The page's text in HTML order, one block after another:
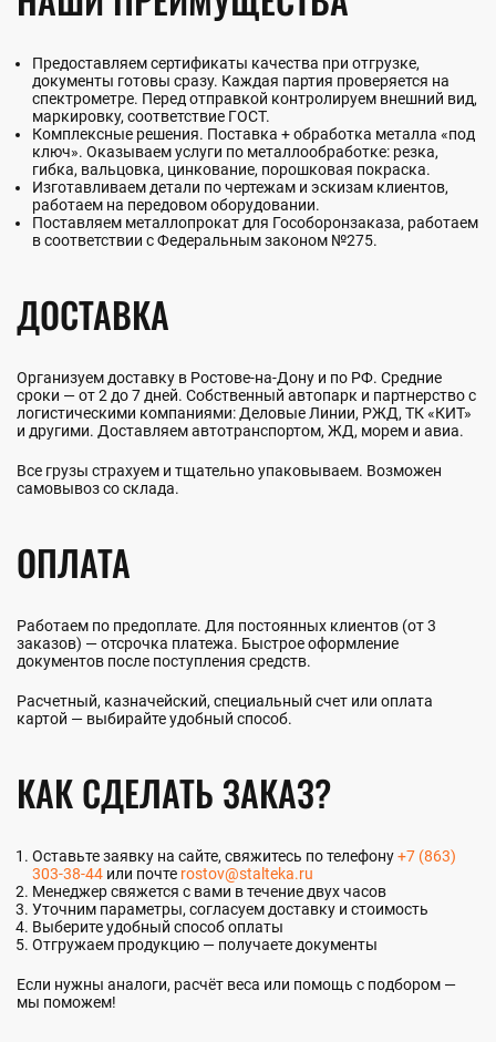
Предоставляем сертификаты качества при отгрузке,
документы готовы сразу. Каждая партия проверяется на
спектрометре. Перед отправкой контролируем внешний вид,
маркировку, соответствие ГОСТ.
Комплексные решения. Поставка + обработка металла «под
ключ». Оказываем услуги по металлообработке: резка,
гибка, вальцовка, цинкование, порошковая покраска.
Изготавливаем детали по чертежам и эскизам клиентов,
работаем на передовом оборудовании.
Поставляем металлопрокат для Гособоронзаказа, работаем
в соответствии с Федеральным законом №275.
ДОСТАВКА
Организуем доставку в Ростове-на-Дону и по РФ. Средние
сроки — от 2 до 7 дней. Собственный автопарк и партнерство с
логистическими компаниями: Деловые Линии, РЖД, ТК «КИТ»
и другими. Доставляем автотранспортом, ЖД, морем и авиа.
Все грузы страхуем и тщательно упаковываем. Возможен
самовывоз со склада.
ОПЛАТА
Работаем по предоплате. Для постоянных клиентов (от 3
заказов) — отсрочка платежа. Быстрое оформление
документов после поступления средств.
Расчетный, казначейский, специальный счет или оплата
картой — выбирайте удобный способ.
КАК СДЕЛАТЬ ЗАКАЗ?
Оставьте заявку на сайте, свяжитесь по телефону+7 (863)
303-38-44 или почте rostov@stalteka.ru
Менеджер свяжется с вами в течение двух часов
Уточним параметры, согласуем доставку и стоимость
Выберите удобный способ оплаты
Отгружаем продукцию — получаете документы
Если нужны аналоги, расчёт веса или помощь с подбором —
мы поможем!